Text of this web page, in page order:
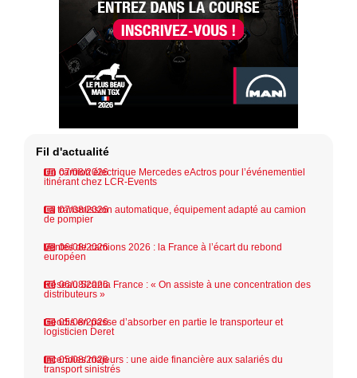
Fil d'actualité
07/08/2026
Un camion électrique Mercedes eActros pour l’événementiel
itinérant chez LCR-Events
07/08/2026
La transmission automatique, équipement adapté au camion
de pompier
06/08/2026
Ventes de camions 2026 : la France à l’écart du rebond
européen
06/08/2026
Réseau Scania France : « On assiste à une concentration des
distributeurs »
05/08/2026
Geodis en passe d’absorber en partie le transporteur et
logisticien Deret
05/08/2026
Incendies majeurs : une aide financière aux salariés du
transport sinistrés